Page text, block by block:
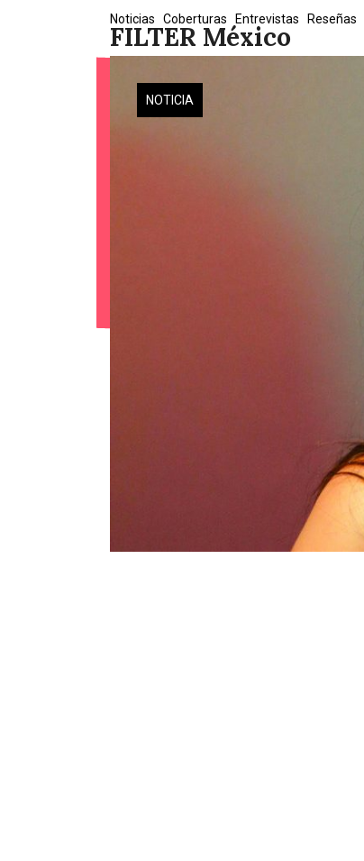
FILTER México
Noticias Coberturas Entrevistas Reseñas
NOTICIA